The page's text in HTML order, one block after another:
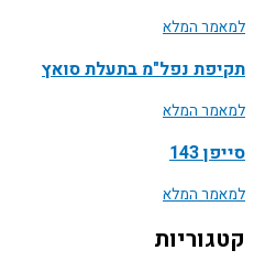
למאמר המלא
תקיפת נפל"מ בתעלת סואץ
למאמר המלא
סייפן 143
למאמר המלא
קטגוריות